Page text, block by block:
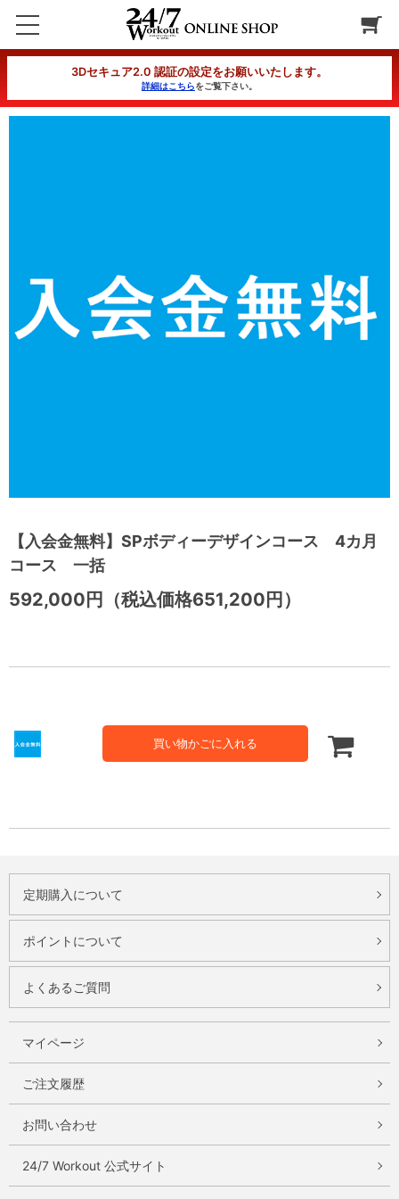
【入会金無料】SPボディーデザインコース 4カ月コース 一括
3Dセキュア2.0 認証の設定をお願いいたします。
詳細はこちらをご覧下さい。
【入会金無料】SPボディーデザインコース 4カ月
コース 一括
592,000円（税込価格651,200円）
買い物かごに入れる
定期購入について
ポイントについて
よくあるご質問
マイページ
ご注文履歴
お問い合わせ
24/7 Workout 公式サイト